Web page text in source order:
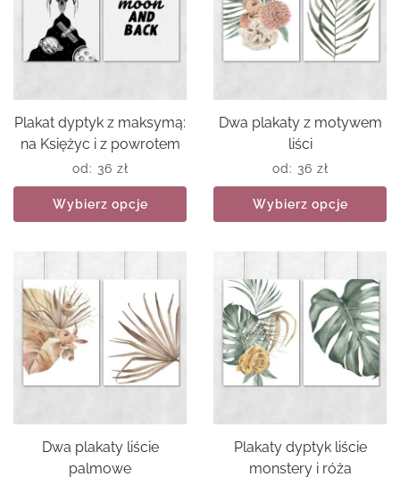
Plakat dyptyk z maksymą:
na Księżyc i z powrotem
od: 36 zł
Wybierz opcje
Dwa plakaty z motywem
liści
od: 36 zł
Wybierz opcje
Dwa plakaty liście
palmowe
Plakaty dyptyk liście
monstery i róża